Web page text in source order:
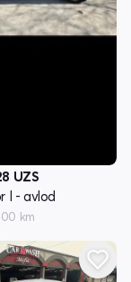
UZS
I - avlod
km